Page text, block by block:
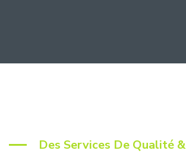
Des Services De Qualité &